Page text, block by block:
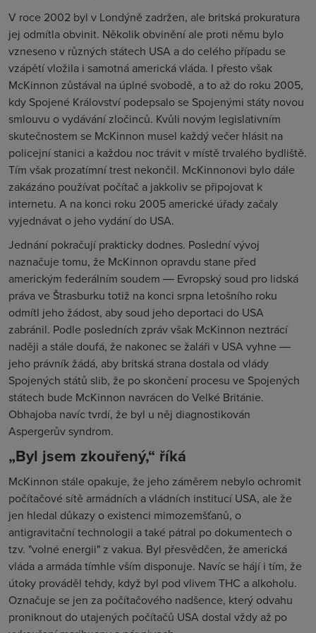
V roce 2002 byl v Londýně zadržen, ale britská prokuratura
jej odmítla obvinit. Několik obvinění ale proti němu bylo
vzneseno v různých státech USA a do celého případu se
vzápětí vložila i samotná americká vláda. I přesto však
McKinnon zůstával na úplné svobodě, a to až do roku 2005,
kdy Spojené Království podepsalo se Spojenými státy novou
smlouvu o vydávání zločinců. Kvůli novým legislativním
skutečnostem se McKinnon musel každý večer hlásit na
policejní stanici a každou noc trávit v místě trvalého bydliště.
Tím však prozatímní trest nekončil. McKinnonovi bylo dále
zakázáno používat počítač a jakkoliv se připojovat k
internetu. A na konci roku 2005 americké úřady začaly
vyjednávat o jeho vydání do USA.
Jednání pokračují prakticky dodnes. Poslední vývoj
naznačuje tomu, že McKinnon opravdu stane před
americkým federálním soudem ― Evropský soud pro lidská
práva ve Štrasburku totiž na konci srpna letošního roku
odmítl jeho žádost, aby soud jeho deportaci do USA
zabránil. Podle posledních zpráv však McKinnon neztrácí
naději a stále doufá, že nakonec se žaláři v USA vyhne ―
jeho právník žádá, aby britská strana dostala od vlády
Spojených států slib, že po skončení procesu ve Spojených
státech bude McKinnon navrácen do Velké Británie.
Obhajoba navíc tvrdí, že byl u něj diagnostikován
Aspergerův syndrom.
„Byl jsem zkouřený,“ říká
McKinnon stále opakuje, že jeho záměrem nebylo ochromit
počítačové sítě armádních a vládních institucí USA, ale že
jen hledal důkazy o existenci mimozemšťanů, o
antigravitační technologii a také pátral po dokumentech o
tzv. "volné energii" z vakua. Byl přesvědčen, že americká
vláda a armáda tímhle vším disponuje. Navíc se hájí i tím, že
útoky prováděl tehdy, když byl pod vlivem THC a alkoholu.
Označuje se jen za počítačového nadšence, který odvahu
proniknout do utajených počítačů USA dostal vždy až po